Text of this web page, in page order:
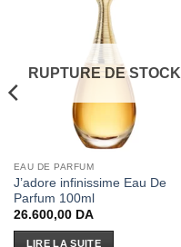
RUPTURE DE STOCK
EAU DE PARFUM
J’adore infinissime Eau De
Parfum 100ml
26.600,00 DA
LIRE LA SUITE